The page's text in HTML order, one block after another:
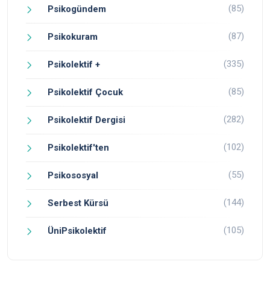
Psikogündem (85)
Psikokuram (87)
Psikolektif + (335)
Psikolektif Çocuk (85)
Psikolektif Dergisi (282)
Psikolektif'ten (102)
Psikososyal (55)
Serbest Kürsü (144)
ÜniPsikolektif (105)